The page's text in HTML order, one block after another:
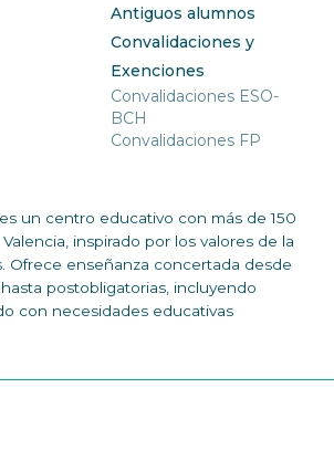
Antiguos alumnos
Convalidaciones y
Exenciones
Convalidaciones ESO-
BCH
Convalidaciones FP
un centro educativo con más de 150
inspirado por los valores de la
Ofrece enseñanza concertada desde
postobligatorias, incluyendo
con necesidades educativas